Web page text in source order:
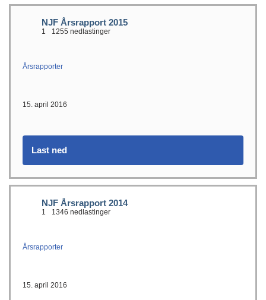
NJF Årsrapport 2015
1 1255 nedlastinger
Årsrapporter
15. april 2016
Last ned
NJF Årsrapport 2014
1 1346 nedlastinger
Årsrapporter
15. april 2016